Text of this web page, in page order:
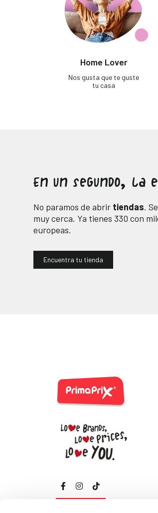
Home Lover
Nos gusta que te guste
tu casa
En un segundo, la
No paramos de abrir tiendas.
muy cerca. Ya tienes 330 con
europeas.
Encuentra tu tienda